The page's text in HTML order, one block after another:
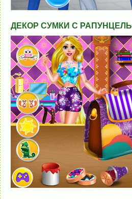
ДЕКОР СУМКИ С РАПУНЦЕЛЬ